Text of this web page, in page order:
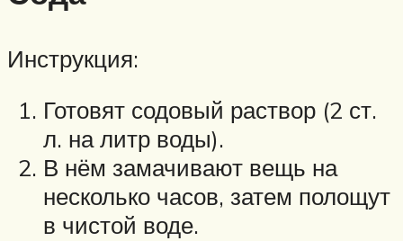
Инструкция:
Готовят содовый раствор (2 ст.
л. на литр воды).
В нём замачивают вещь на
несколько часов, затем полощут
в чистой воде.